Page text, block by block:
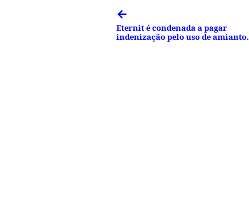
←
Eternit é condenada a pagar
indenização pelo uso de amianto.